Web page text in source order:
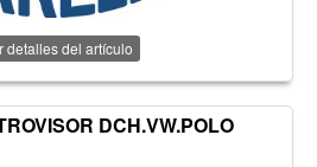
detalles del artículo
DCH.VW.POLO